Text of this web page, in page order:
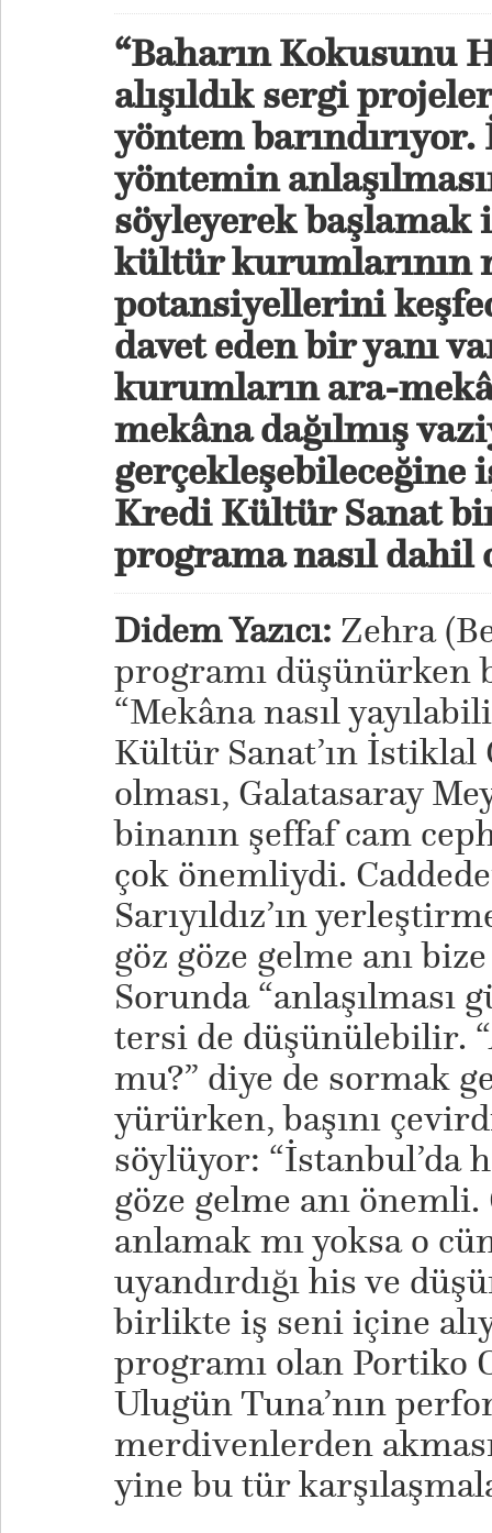
“Baharın Kokusunu
alışıldık sergi
yöntem barındırıyor.
yöntemin
söyleyerek
kültür kurumlarının
potansiyellerini
davet eden bir yanı
kurumların ara-
mekâna dağılmış
gerçekleşebileceğine
Kredi Kültür Sanat
programa nasıl dahil
Didem Yazıcı: Zehra
programı düşünürken
“Mekâna nasıl
Kültür Sanat’ın İstiklal
olması, Galatasaray
binanın şeffaf cam
çok önemliydi.
Sarıyıldız’ın
göz göze gelme anı
Sorunda “anlaşılması
tersi de düşünülebilir.
mu?” diye de sormak
yürürken, başını
söylüyor: “İstanbul’da
göze gelme anı
anlamak mı yoksa o
uyandırdığı his ve
birlikte iş seni içine
programı olan Portiko
Ulugün Tuna’nın
merdivenlerden
yine bu tür